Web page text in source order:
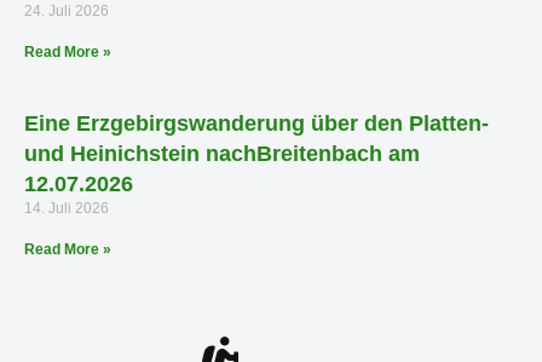
24. Juli 2026
Read More »
Eine Erzgebirgswanderung über den Platten-
und Heinichstein nachBreitenbach am
12.07.2026
14. Juli 2026
Read More »